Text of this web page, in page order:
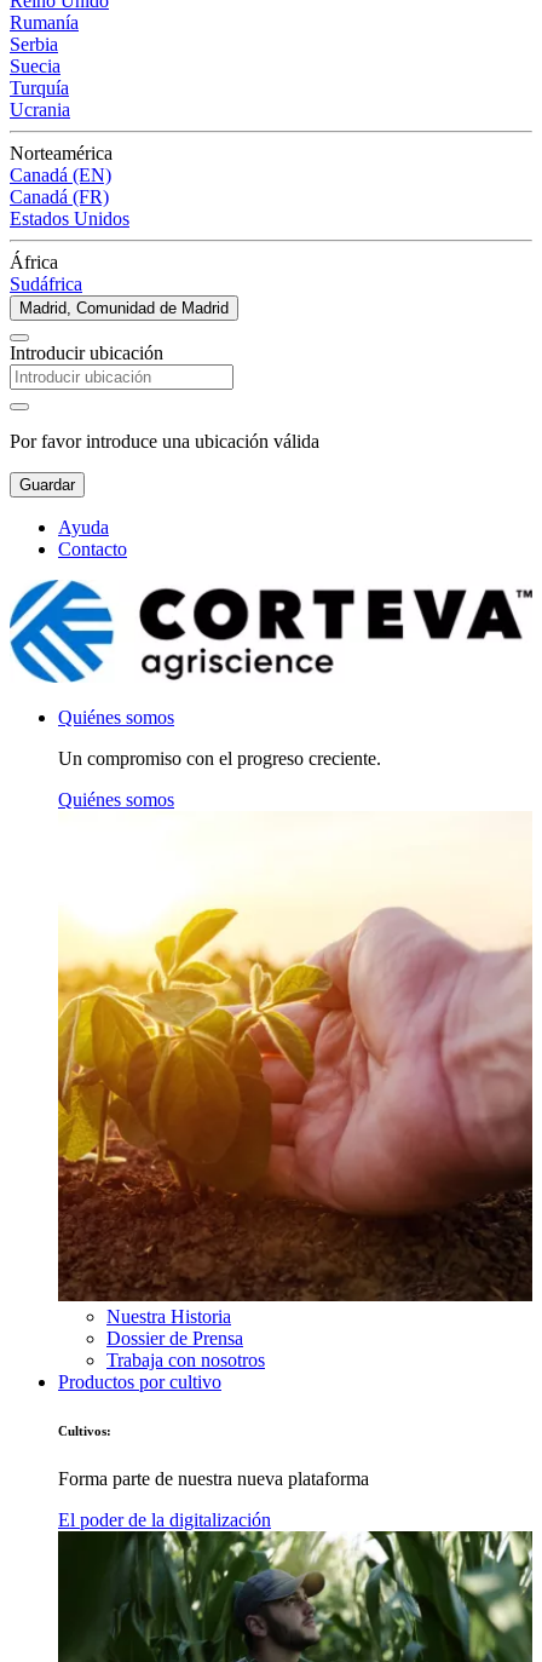
Rumanía
Serbia
Suecia
Turquía
Ucrania
Norteamérica
Canadá (EN)
Canadá (FR)
Estados Unidos
África
Sudáfrica
Madrid, Comunidad de Madrid
Introducir ubicación
Por favor introduce una ubicación válida
Guardar
Ayuda
Contacto
Quiénes somos
Un compromiso con el progreso creciente.
Quiénes somos
Nuestra Historia
Dossier de Prensa
Trabaja con nosotros
Productos por cultivo
Cultivos:
Forma parte de nuestra nueva plataforma
El poder de la digitalización